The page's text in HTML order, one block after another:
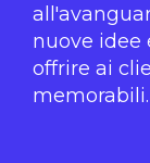
nuove idee
offrire ai
memorabili.